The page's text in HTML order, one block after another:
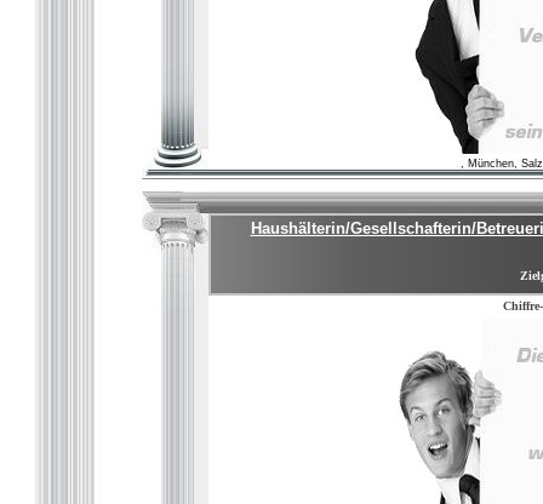
, München,
Haushälterin/Gesellschafterin/